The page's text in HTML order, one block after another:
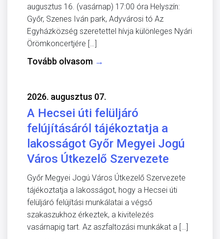
augusztus 16. (vasárnap) 17:00 óra Helyszín:
Győr, Szenes Iván park, Adyvárosi tó Az
Egyházközség szeretettel hívja különleges Nyári
Örömkoncertjére […]
Tovább olvasom →
2026. augusztus 07.
A Hecsei úti felüljáró
felújításáról tájékoztatja a
lakosságot Győr Megyei Jogú
Város Útkezelő Szervezete
Győr Megyei Jogú Város Útkezelő Szervezete
tájékoztatja a lakosságot, hogy a Hecsei úti
felüljáró felújítási munkálatai a végső
szakaszukhoz érkeztek, a kivitelezés
vasárnapig tart. Az aszfaltozási munkákat a […]